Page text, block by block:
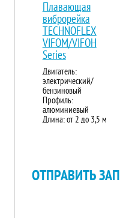
Плавающая
виброрейка
TECHNOFLEX
VIFOM/VIFOH
Series
Двигатель:
электрический/
бензиновый
Профиль:
алюминиевый
Длина: от 2 до 3,5 м
ОТПРАВИТЬ